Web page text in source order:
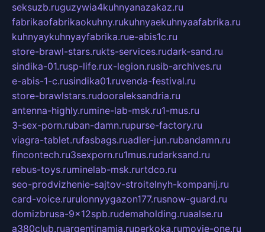
seksuzb.ruguzywia4kuhnyanazakaz.ru
fabrikaofabrikaokuhny.rukuhnyaekuhnyaafabrika.ru
kuhnyaykuhnyayfabrika.rue-abis1c.ru
store-brawl-stars.rukts-services.rudark-sand.ru
sindika-01.rusp-life.rux-legion.rusib-archives.ru
e-abis-1-c.rusindika01.ruvenda-festival.ru
store-brawlstars.rudooraleksandria.ru
antenna-highly.rumine-lab-msk.ru1-mus.ru
3-sex-porn.ruban-damn.rupurse-factory.ru
viagra-tablet.rufasbags.ruadler-jun.rubandamn.ru
fincontech.ru3sexporn.ru1mus.rudarksand.ru
rebus-toys.ruminelab-msk.rurtdco.ru
seo-prodvizhenie-sajtov-stroitelnyh-kompanij.ru
card-voice.rurulonnyygazon177.rusnow-guard.ru
domizbrusa-9x12spb.rudemaholding.ruaalse.ru
a380club.ruargentinamia.ruperkoka.rumovie-one.ru